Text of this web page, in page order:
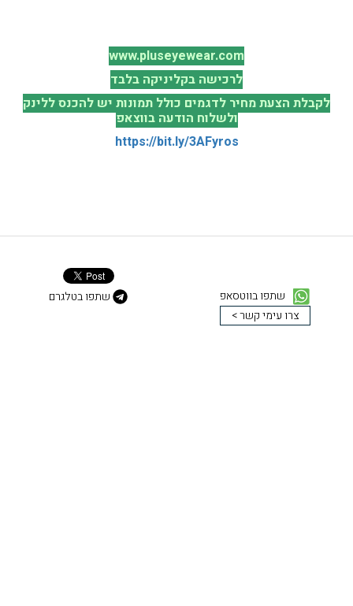
www.pluseyewear.com
לרכישה בקליניקה בלבד
לקבלת הצעת מחיר לדגמים כולל תמונות יש להכנס ללינק
ולשלוח הודעה בווצאפ
https://bit.ly/3AFyros
שתפו בווטסאפ
שתפו בטלגרם
צרו עימי קשר >